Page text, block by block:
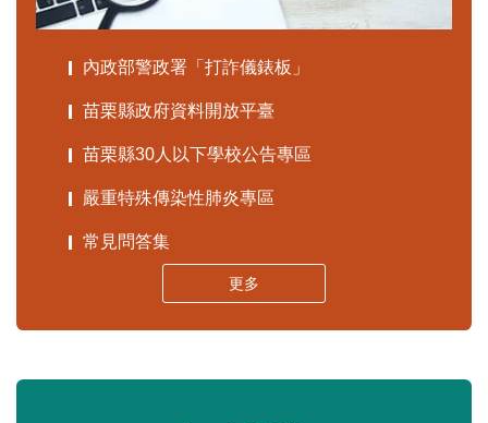
內政部警政署「打詐儀錶板」
苗栗縣政府資料開放平臺
苗栗縣30人以下學校公告專區
嚴重特殊傳染性肺炎專區
常見問答集
更多